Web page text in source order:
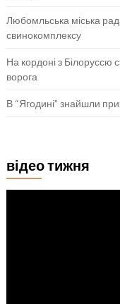
Любомльська міська
свинокомплексу
На кордоні з Білоруссю
ворога
В “Ягодині” знайшли
відео тижня